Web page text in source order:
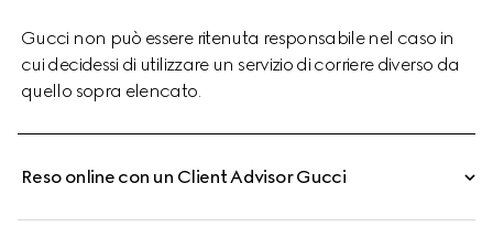
Gucci non può essere ritenuta responsabile nel caso in
cui decidessi di utilizzare un servizio di corriere diverso da
quello sopra elencato.
Reso online con un Client Advisor Gucci